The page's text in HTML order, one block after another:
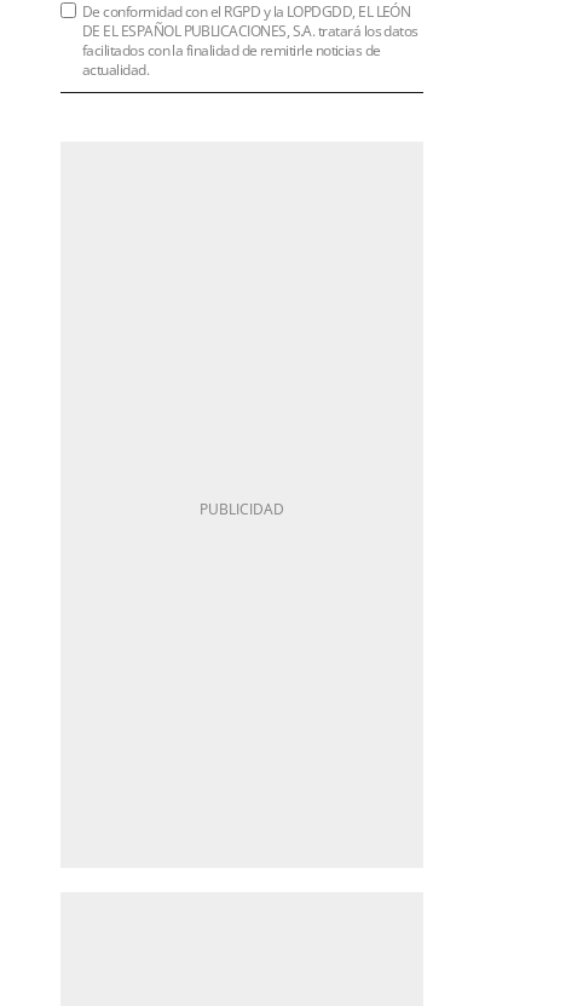
De conformidad con el RGPD y la LOPDGDD, EL LEÓN
DE EL ESPAÑOL PUBLICACIONES, S.A. tratará los datos
facilitados con la finalidad de remitirle noticias de
actualidad.